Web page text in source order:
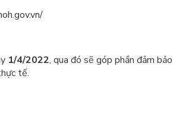
1/4/2022, qua đó sẽ góp phần đảm
tế.